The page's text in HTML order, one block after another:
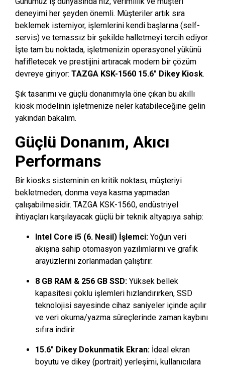
deneyimi her şeyden önemli. Müşteriler artık sıra
beklemek istemiyor, işlemlerini kendi başlarına (self-
servis) ve temassız bir şekilde halletmeyi tercih ediyor.
İşte tam bu noktada, işletmenizin operasyonel yükünü
hafifletecek ve prestijini artıracak modern bir çözüm
devreye giriyor: TAZGA KSK-1560 15.6″ Dikey Kiosk.
Şık tasarımı ve güçlü donanımıyla öne çıkan bu akıllı
kiosk modelinin işletmenize neler katabileceğine gelin
yakından bakalım.
Güçlü Donanım, Akıcı
Performans
Bir kiosks sisteminin en kritik noktası, müşteriyi
bekletmeden, donma veya kasma yapmadan
çalışabilmesidir. TAZGA KSK-1560, endüstriyel
ihtiyaçları karşılayacak güçlü bir teknik altyapıya sahip:
Intel Core i5 (6. Nesil) İşlemci: Yoğun veri
akışına sahip otomasyon yazılımlarını ve grafik
arayüzlerini zorlanmadan çalıştırır.
8 GB RAM & 256 GB SSD: Yüksek bellek
kapasitesi çoklu işlemleri hızlandırırken, SSD
teknolojisi sayesinde cihaz saniyeler içinde açılır
ve veri okuma/yazma süreçlerinde zaman kaybını
sıfıra indirir.
15.6″ Dikey Dokunmatik Ekran: İdeal ekran
boyutu ve dikey (portrait) yerleşimi, kullanıcılara